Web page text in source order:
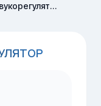
Выключатель звукорегулятор